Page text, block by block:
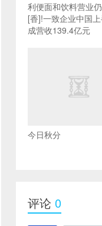
利便面和饮料营业
[香]!一致企业中国
成营收139.4亿元
今日秋分
评论 0